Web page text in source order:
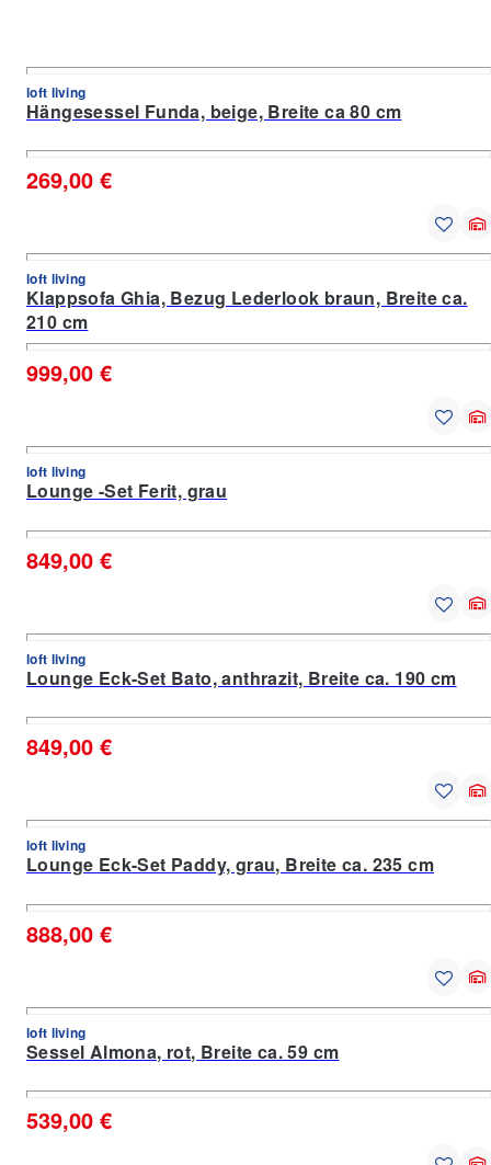
loft living
Hängesessel Funda, beige, Breite ca 80 cm
269,00 €
loft living
Klappsofa Ghia, Bezug Lederlook braun, Breite ca.
210 cm
999,00 €
loft living
Lounge -Set Ferit, grau
849,00 €
loft living
Lounge Eck-Set Bato, anthrazit, Breite ca. 190 cm
849,00 €
loft living
Lounge Eck-Set Paddy, grau, Breite ca. 235 cm
888,00 €
loft living
Sessel Almona, rot, Breite ca. 59 cm
539,00 €